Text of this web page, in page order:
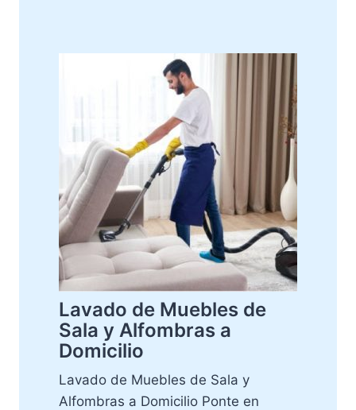
Lavado de Muebles de
Sala y Alfombras a
Domicilio
Lavado de Muebles de Sala y
Alfombras a Domicilio Ponte en